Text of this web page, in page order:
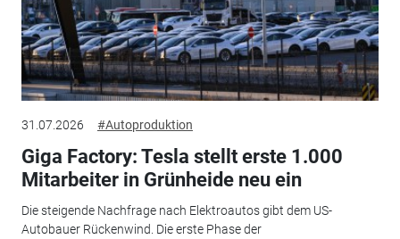
31.07.2026 #Autoproduktion
Giga Factory: Tesla stellt erste 1.000
Mitarbeiter in Grünheide neu ein
Die steigende Nachfrage nach Elektroautos gibt dem US-
Autobauer Rückenwind. Die erste Phase der